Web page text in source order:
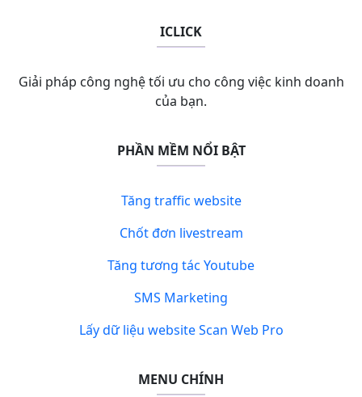
ICLICK
Giải pháp công nghệ tối ưu cho công việc kinh doanh
của bạn.
PHẦN MỀM NỔI BẬT
Tăng traffic website
Chốt đơn livestream
Tăng tương tác Youtube
SMS Marketing
Lấy dữ liệu website Scan Web Pro
MENU CHÍNH